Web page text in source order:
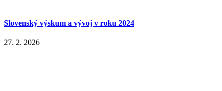
Slovenský výskum a vývoj v roku 2024
27. 2. 2026